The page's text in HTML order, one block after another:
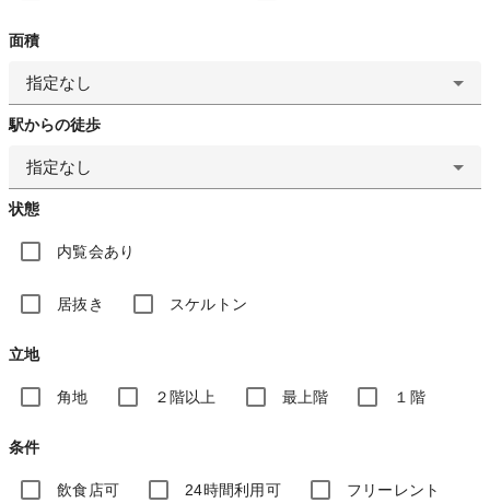
面積
指定なし
駅からの徒歩
指定なし
状態
内覧会あり
居抜き スケルトン
立地
角地 ２階以上 最上階 １階
条件
飲食店可 24時間利用可 フリーレント